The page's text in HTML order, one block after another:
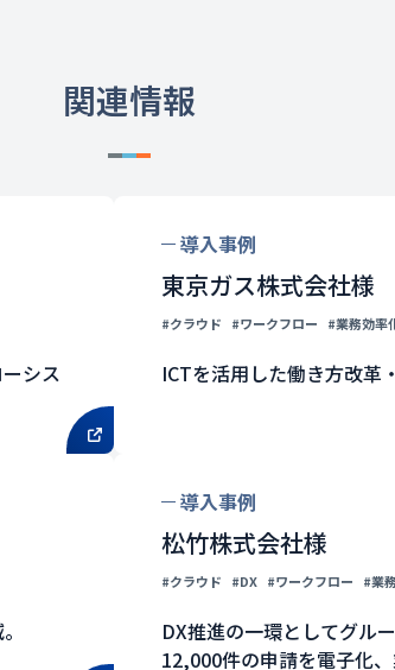
関連情報
シス
導入事例
東京ガス株式会社様
#クラウド #ワークフロー #業務効率
ICTを活用した働き方改革
導入事例
松竹株式会社様
#クラウド #DX #ワークフロー #業
DX推進の一環としてグル
12,000件の申請を電子化